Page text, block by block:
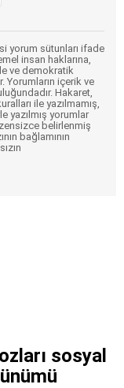
yorum sütunları ifade
insan haklarına,
ve demokratik
Yorumların içerik ve
Hakaret,
ile yazılmamış,
yazılmış yorumlar
belirlenmiş
bağlamının
sosyal